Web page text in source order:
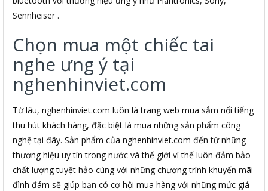
Sennheiser .
Chọn mua một chiếc tai
nghe ưng ý tại
nghenhinviet.com
Từ lâu, nghenhinviet.com luôn là trang web mua sắm nổi tiếng
thu hút khách hàng, đặc biệt là mua những sản phẩm công
nghệ tại đây. Sản phẩm của nghenhinviet.com đến từ những
thương hiệu uy tín trong nước và thế giới vì thế luôn đảm bảo
chất lượng tuyệt hảo cùng với những chương trình khuyến mãi
đình đám sẽ giúp bạn có cơ hội mua hàng với những mức giá